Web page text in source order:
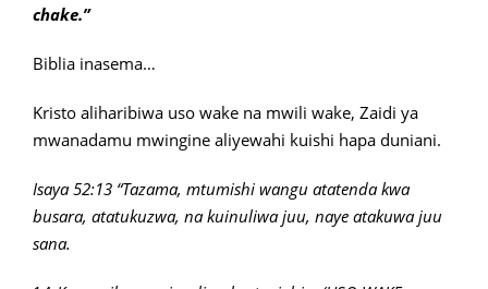
chake.”
Biblia inasema…
Kristo aliharibiwa uso wake na mwili wake, Zaidi ya
mwanadamu mwingine aliyewahi kuishi hapa duniani.
Isaya 52:13 “Tazama, mtumishi wangu atatenda kwa
busara, atatukuzwa, na kuinuliwa juu, naye atakuwa juu
sana.